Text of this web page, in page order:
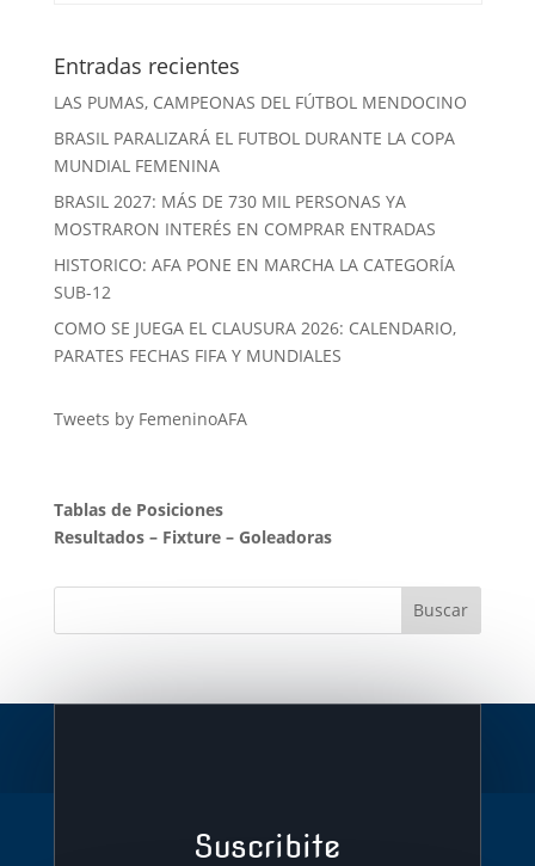
Entradas recientes
LAS PUMAS, CAMPEONAS DEL FÚTBOL MENDOCINO
BRASIL PARALIZARÁ EL FUTBOL DURANTE LA COPA
MUNDIAL FEMENINA
BRASIL 2027: MÁS DE 730 MIL PERSONAS YA
MOSTRARON INTERÉS EN COMPRAR ENTRADAS
HISTORICO: AFA PONE EN MARCHA LA CATEGORÍA
SUB-12
COMO SE JUEGA EL CLAUSURA 2026: CALENDARIO,
PARATES FECHAS FIFA Y MUNDIALES
Tweets by FemeninoAFA
Tablas de Posiciones
Resultados– Fixture– Goleadoras
Suscribite